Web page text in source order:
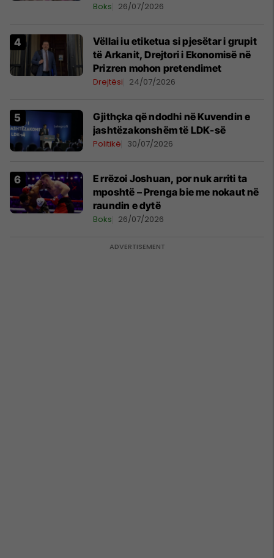
Boks 26/07/2026
Vëllai iu etiketua si pjesëtar i grupit
të Arkanit, Drejtori i Ekonomisë në
Prizren mohon pretendimet
Drejtësi 24/07/2026
Gjithçka që ndodhi në Kuvendin e
jashtëzakonshëm të LDK-së
Politikë 30/07/2026
E rrëzoi Joshuan, por nuk arriti ta
mposhtë – Prenga bie me nokaut në
raundin e dytë
Boks 26/07/2026